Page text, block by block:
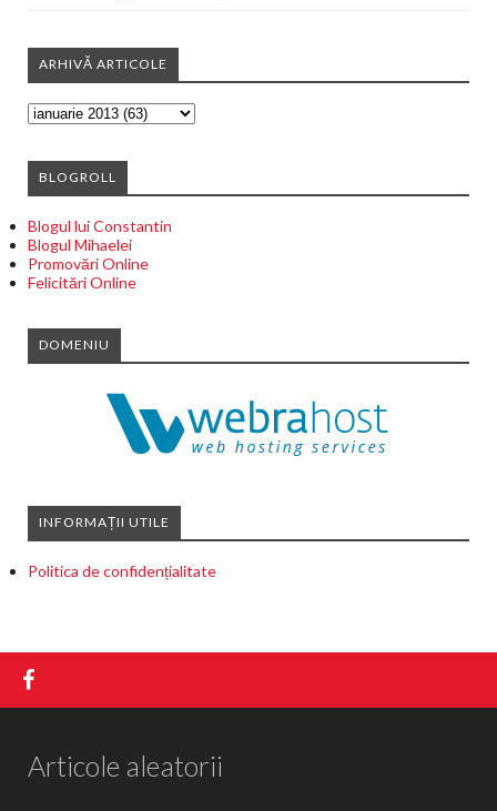
ARHIVĂ ARTICOLE
BLOGROLL
Blogul lui Constantin
Blogul Mihaelei
Promovări Online
Felicitări Online
DOMENIU
INFORMAȚII UTILE
Politica de confidențialitate
Articole aleatorii